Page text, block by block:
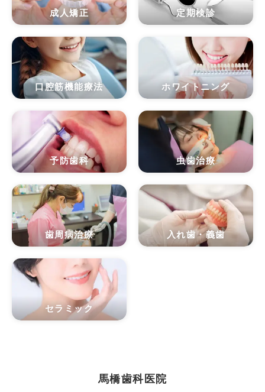
成人矯正 定期検診
口腔筋機能療法 ホワイトニング
予防歯科 虫歯治療
歯周病治療 入れ歯・義歯
セラミック
馬橋歯科医院